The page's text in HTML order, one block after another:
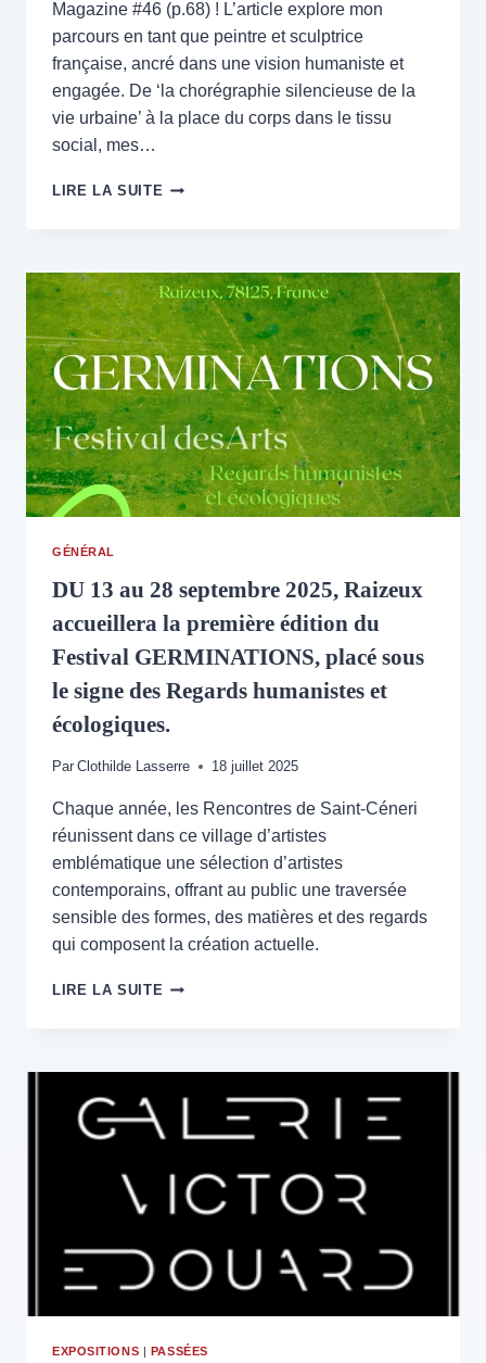
Magazine #46 (p.68) ! L’article explore mon
parcours en tant que peintre et sculptrice
française, ancré dans une vision humaniste et
engagée. De ‘la chorégraphie silencieuse de la
vie urbaine’ à la place du corps dans le tissu
social, mes…
LIRE LA SUITE EN
MAGAZINE
#46
GÉNÉRAL
DU 13 au 28 septembre 2025, Raizeux
accueillera la première édition du
Festival GERMINATIONS, placé sous
le signe des Regards humanistes et
écologiques.
Par Clothilde Lasserre 18 juillet 2025
Chaque année, les Rencontres de Saint-Céneri
réunissent dans ce village d’artistes
emblématique une sélection d’artistes
contemporains, offrant au public une traversée
sensible des formes, des matières et des regards
qui composent la création actuelle.
LIRE LA SUITE DU
SEPTEMBRE
RAIZEUX
ACCUEILLERA
PREMIÈRE
ÉDITION
GERMINATIONS,
PLACÉ
SIGNE
EXPOSITIONS | PASSÉES